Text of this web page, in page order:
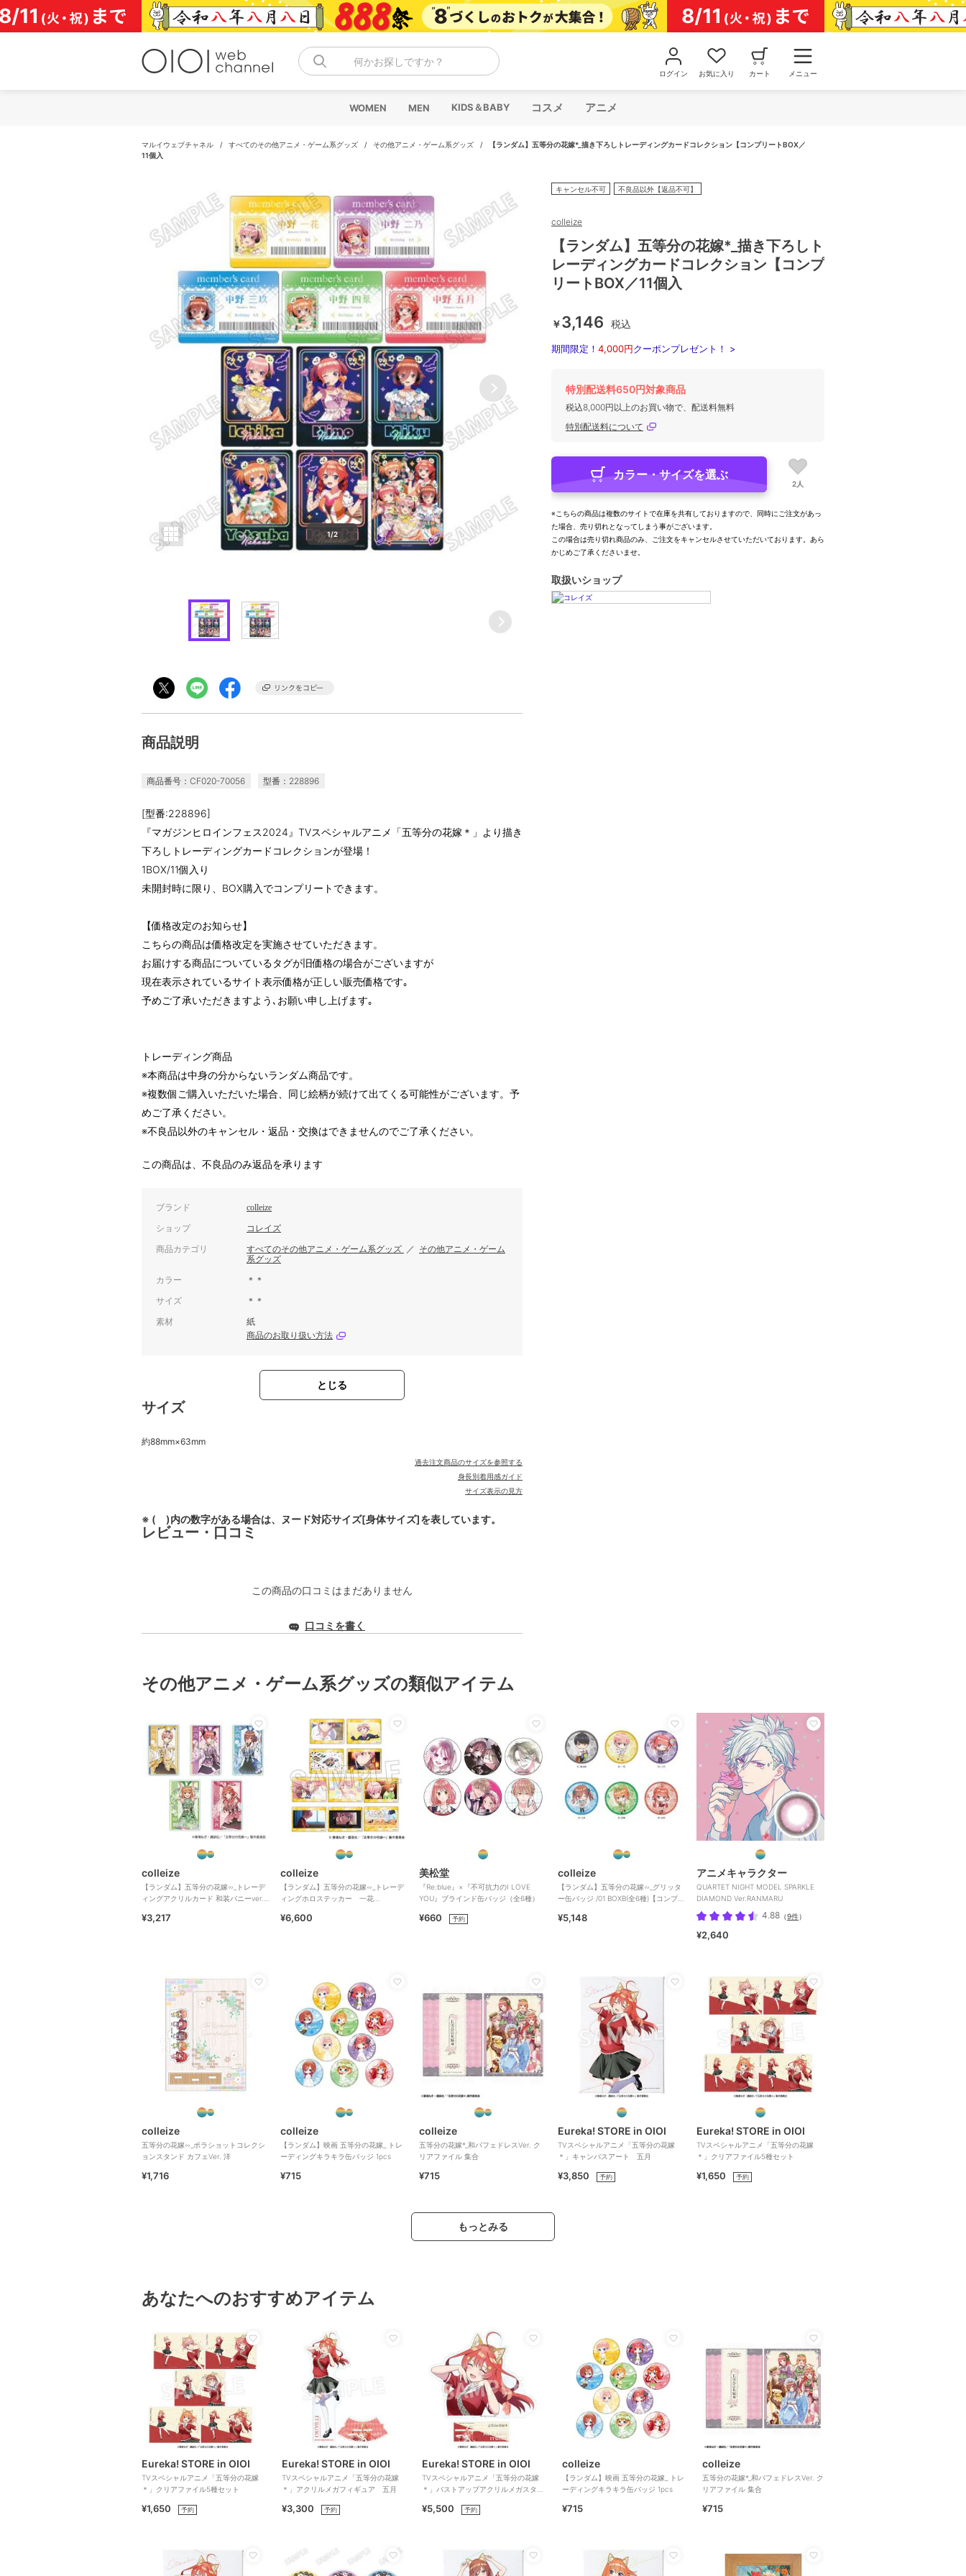
コ
ン
テ
何かお探しですか？
ログイン お気に入り カート メニュー
WOMEN MEN KIDS＆BABY コスメ アニメ
マルイウェブチャネル / すべてのその他アニメ・ゲーム系グッズ / その他アニメ・ゲーム系グッズ /
【ランダム】五等分の花嫁*_描き下ろしトレーディングカードコレクション【コンプリートBOX／
11個入
1/2
商品説明
商品番号：CF020-70056 型番：228896
[型番:228896]
『マガジンヒロインフェス2024』TVスペシャルアニメ「五等分の花嫁＊」より描き
下ろしトレーディングカードコレクションが登場！
1BOX/11個入り
未開封時に限り、BOX購入でコンプリートできます。
【価格改定のお知らせ】
こちらの商品は価格改定を実施させていただきます。
お届けする商品についているタグが旧価格の場合がございますが
現在表示されているサイト表示価格が正しい販売価格です｡
予めご了承いただきますよう､お願い申し上げます｡
トレーディング商品
※本商品は中身の分からないランダム商品です。
※複数個ご購入いただいた場合、同じ絵柄が続けて出てくる可能性がございます。予
めご了承ください。
※不良品以外のキャンセル・返品・交換はできませんのでご了承ください。
この商品は、不良品のみ返品を承ります
ブランド colleize
ショップ コレイズ
商品カテゴリ すべてのその他アニメ・ゲーム系グッズ ／ その他アニメ・ゲーム
系グッズ
カラー ＊＊
サイズ ＊＊
素材
紙
商品のお取り扱い方法
とじる
サイズ
約88mm×63mm
過去注文商品のサイズを参照する
身長別着用感ガイド
サイズ表示の見方
※ ( )内の数字がある場合は、ヌード対応サイズ[身体サイズ]を表しています。
レビュー・口コミ
この商品の口コミはまだありません
口コミを書く
キャンセル不可 不良品以外【返品不可】
colleize
【ランダム】五等分の花嫁*_描き下ろしト
レーディングカードコレクション【コンプ
リートBOX／11個入
￥3,146 税込
期間限定！ 4,000円クーポンプレゼント！ >
特別配送料650円対象商品
税込8,000円以上のお買い物で、配送料無料
特別配送料について
カラー・サイズを選ぶ
2人
※こちらの商品は複数のサイトで在庫を共有しておりますので、同時にご注文があっ
た場合、売り切れとなってしまう事がございます。
この場合は売り切れ商品のみ、ご注文をキャンセルさせていただいております。あら
かじめご了承くださいませ。
取扱いショップ
その他アニメ・ゲーム系グッズの類似アイテム
colleize
【ランダム】五等分の花嫁∽_トレーデ
ィングアクリルカード 和装バニーver.
¥3,217
colleize
【ランダム】五等分の花嫁∽_トレーデ
ィングホロステッカー 一花
¥6,600
美松堂
『Re:blue』×『不可抗力のI LOVE
YOU』ブラインド缶バッジ（全6種）
¥660 予約
colleize
【ランダム】五等分の花嫁∽_グリッタ
ー缶バッジ /01 BOXB(全6種)【コンプリ
¥5,148
アニメキャラクター
QUARTET NIGHT MODEL SPARKLE
DIAMOND Ver.RANMARU
4.88 （9件）
¥2,640
colleize
五等分の花嫁∽_ポラショットコレクシ
ョンスタンド カフェVer. 洋
¥1,716
colleize
【ランダム】映画 五等分の花嫁_ トレ
ーディングキラキラ缶バッジ 1pcs
¥715
colleize
五等分の花嫁*_和パフェドレスVer. ク
リアファイル 集合
¥715
Eureka! STORE in OIOI
TVスペシャルアニメ「五等分の花嫁
＊」キャンバスアート 五月
¥3,850 予約
Eureka! STORE in OIOI
TVスペシャルアニメ「五等分の花嫁
＊」クリアファイル5種セット
¥1,650 予約
もっとみる
あなたへのおすすめアイテム
Eureka! STORE in OIOI
TVスペシャルアニメ「五等分の花嫁
＊」クリアファイル5種セット
¥1,650 予約
Eureka! STORE in OIOI
TVスペシャルアニメ「五等分の花嫁
＊」アクリルメガフィギュア 五月
¥3,300 予約
Eureka! STORE in OIOI
TVスペシャルアニメ「五等分の花嫁
＊」バストアップアクリルメガスタン
¥5,500 予約
colleize
【ランダム】映画 五等分の花嫁_ トレ
ーディングキラキラ缶バッジ 1pcs
¥715
colleize
五等分の花嫁*_和パフェドレスVer. ク
リアファイル 集合
¥715